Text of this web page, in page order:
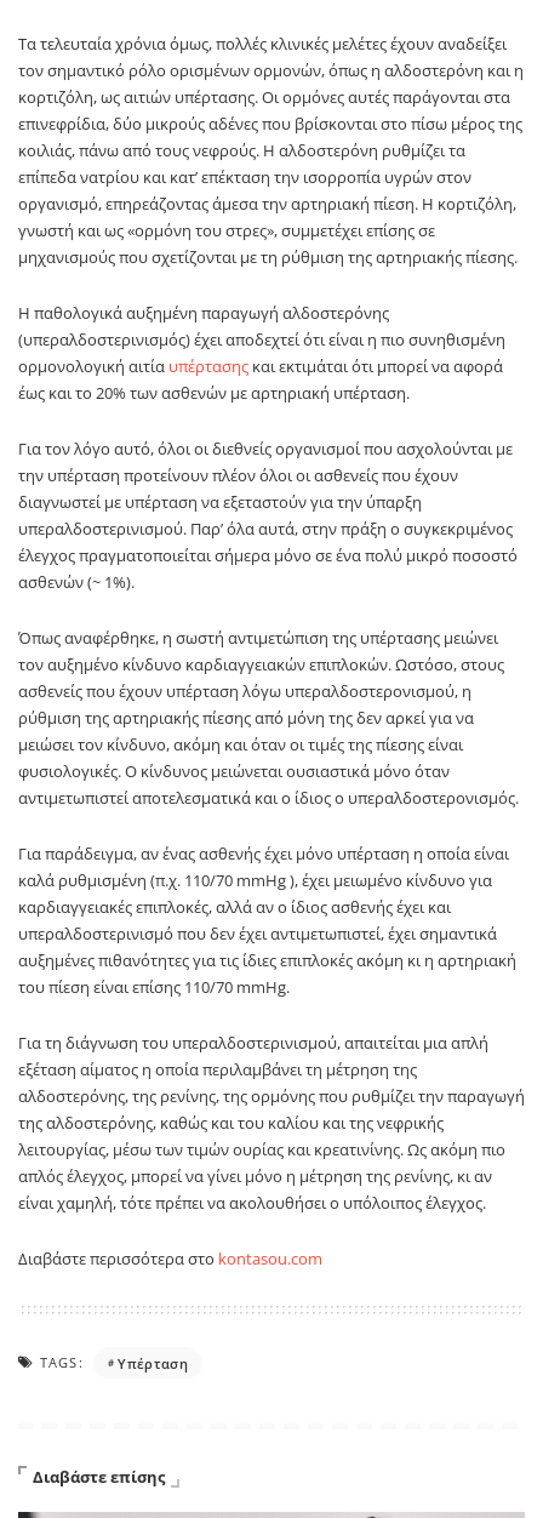
Τα τελευταία χρόνια όμως, πολλές κλινικές μελέτες έχουν αναδείξει
τον σημαντικό ρόλο ορισμένων ορμονών, όπως η αλδοστερόνη και η
κορτιζόλη, ως αιτιών υπέρτασης. Οι ορμόνες αυτές παράγονται στα
επινεφρίδια, δύο μικρούς αδένες που βρίσκονται στο πίσω μέρος της
κοιλιάς, πάνω από τους νεφρούς. Η αλδοστερόνη ρυθμίζει τα
επίπεδα νατρίου και κατ’ επέκταση την ισορροπία υγρών στον
οργανισμό, επηρεάζοντας άμεσα την αρτηριακή πίεση. Η κορτιζόλη,
γνωστή και ως «ορμόνη του στρες», συμμετέχει επίσης σε
μηχανισμούς που σχετίζονται με τη ρύθμιση της αρτηριακής πίεσης.
Η παθολογικά αυξημένη παραγωγή αλδοστερόνης
(υπεραλδοστερινισμός) έχει αποδεχτεί ότι είναι η πιο συνηθισμένη
ορμονολογική αιτία υπέρτασης και εκτιμάται ότι μπορεί να αφορά
έως και το 20% των ασθενών με αρτηριακή υπέρταση.
Για τον λόγο αυτό, όλοι οι διεθνείς οργανισμοί που ασχολούνται με
την υπέρταση προτείνουν πλέον όλοι οι ασθενείς που έχουν
διαγνωστεί με υπέρταση να εξεταστούν για την ύπαρξη
υπεραλδοστερινισμού. Παρ’ όλα αυτά, στην πράξη ο συγκεκριμένος
έλεγχος πραγματοποιείται σήμερα μόνο σε ένα πολύ μικρό ποσοστό
ασθενών (~ 1%).
Όπως αναφέρθηκε, η σωστή αντιμετώπιση της υπέρτασης μειώνει
τον αυξημένο κίνδυνο καρδιαγγειακών επιπλοκών. Ωστόσο, στους
ασθενείς που έχουν υπέρταση λόγω υπεραλδοστερονισμού, η
ρύθμιση της αρτηριακής πίεσης από μόνη της δεν αρκεί για να
μειώσει τον κίνδυνο, ακόμη και όταν οι τιμές της πίεσης είναι
φυσιολογικές. Ο κίνδυνος μειώνεται ουσιαστικά μόνο όταν
αντιμετωπιστεί αποτελεσματικά και ο ίδιος ο υπεραλδοστερονισμός.
Για παράδειγμα, αν ένας ασθενής έχει μόνο υπέρταση η οποία είναι
καλά ρυθμισμένη (π.χ. 110/70 mmHg ), έχει μειωμένο κίνδυνο για
καρδιαγγειακές επιπλοκές, αλλά αν ο ίδιος ασθενής έχει και
υπεραλδοστερινισμό που δεν έχει αντιμετωπιστεί, έχει σημαντικά
αυξημένες πιθανότητες για τις ίδιες επιπλοκές ακόμη κι η αρτηριακή
του πίεση είναι επίσης 110/70 mmHg.
Για τη διάγνωση του υπεραλδοστερινισμού, απαιτείται μια απλή
εξέταση αίματος η οποία περιλαμβάνει τη μέτρηση της
αλδοστερόνης, της ρενίνης, της ορμόνης που ρυθμίζει την παραγωγή
της αλδοστερόνης, καθώς και του καλίου και της νεφρικής
λειτουργίας, μέσω των τιμών ουρίας και κρεατινίνης. Ως ακόμη πιο
απλός έλεγχος, μπορεί να γίνει μόνο η μέτρηση της ρενίνης, κι αν
είναι χαμηλή, τότε πρέπει να ακολουθήσει ο υπόλοιπος έλεγχος.
Διαβάστε περισσότερα στο kontasou.com
TAGS: Yπέρταση
Διαβάστε επίσης